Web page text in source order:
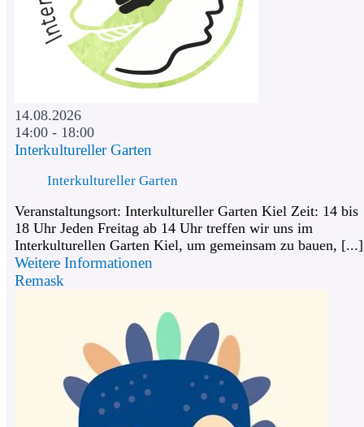
14.08.2026
14:00 - 18:00
Interkultureller Garten
Interkultureller Garten
Veranstaltungsort: Interkultureller Garten Kiel Zeit: 14 bis
18 Uhr Jeden Freitag ab 14 Uhr treffen wir uns im
Interkulturellen Garten Kiel, um gemeinsam zu bauen, [...]
Weitere Informationen
Remask